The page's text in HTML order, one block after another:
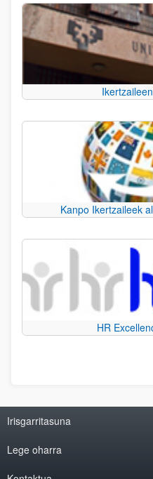
Kanpo Ikertzaileek
HR
Irisgarritasuna
Lege oharra